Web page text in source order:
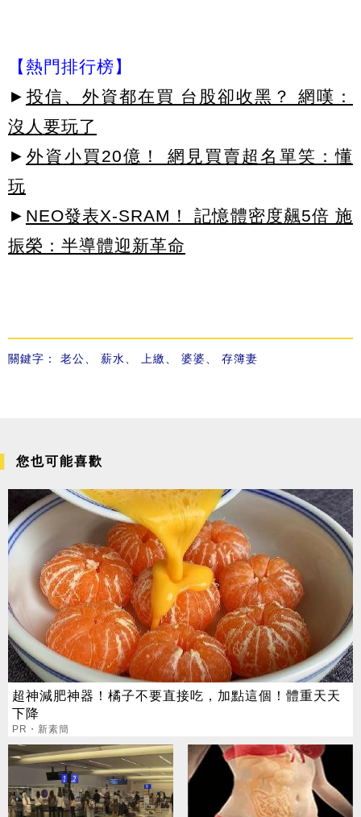
【熱門排行榜】
► 投信、外資都在買 台股卻收黑？ 網嘆：
沒人要玩了
► 外資小買20億！ 網見買賣超名單笑：懂
玩
► NEO發表X-SRAM！ 記憶體密度飆5倍 施
振榮：半導體迎新革命
關鍵字： 老公 薪水 上繳 婆婆 存簿妻
您也可能喜歡
超神減肥神器！橘子不要直接吃，加點這個！體重天天
下降
PR・新素簡